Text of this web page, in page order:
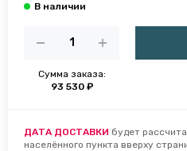
Сумма заказа:
93 530 ₽
ДАТА ДОСТАВКИ будет
населённого пункта вверху